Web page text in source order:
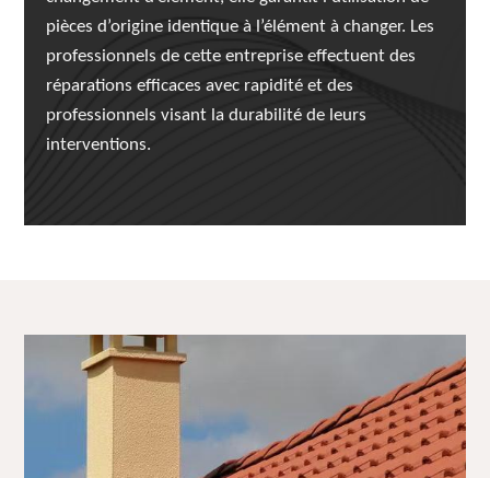
pièces d’origine identique à l’élément à changer. Les
professionnels de cette entreprise effectuent des
réparations efficaces avec rapidité et des
professionnels visant la durabilité de leurs
interventions.